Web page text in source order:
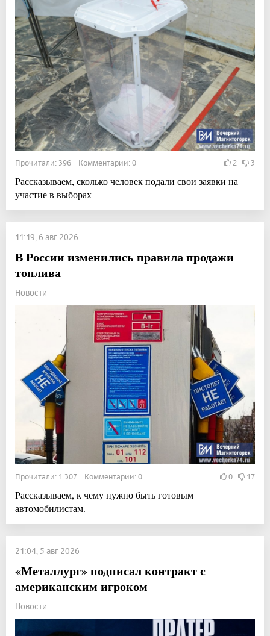
Прочитали: 396 Комментарии: 0 2 3
Рассказываем, сколько человек подали свои заявки на
участие в выборах
11:19, 6 авг 2026
В России изменились правила продажи
топлива
Новости
Прочитали: 1 307 Комментарии: 0 0 17
Рассказываем, к чему нужно быть готовым
автомобилистам.
21:04, 5 авг 2026
«Металлург» подписал контракт с
американским игроком
Новости